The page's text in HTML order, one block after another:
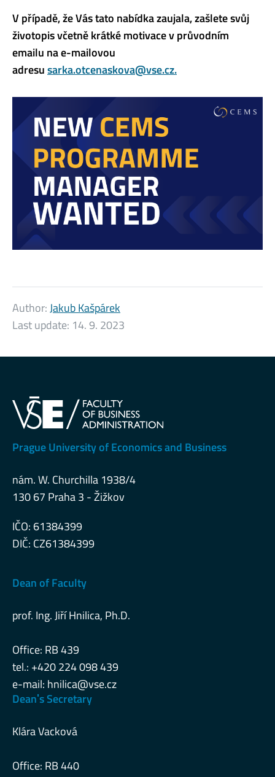
V případě, že Vás tato nabídka zaujala, zašlete svůj
životopis včetně krátké motivace v průvodním
emailu na e-mailovou
adresusarka.otcenaskova@vse.cz.
Author:Jakub Kašpárek
Last update: 14. 9. 2023
Prague University of Economics and Business
nám. W. Churchilla 1938/4
130 67 Praha 3 - Žižkov
IČO: 61384399
DIČ: CZ61384399
Dean of Faculty
prof. Ing. Jiří Hnilica, Ph.D.
Office: RB 439
tel.: +420 224 098 439
e-mail: hnilica@vse.cz
Deanˈs Secretary
Klára Vacková
Office: RB 440